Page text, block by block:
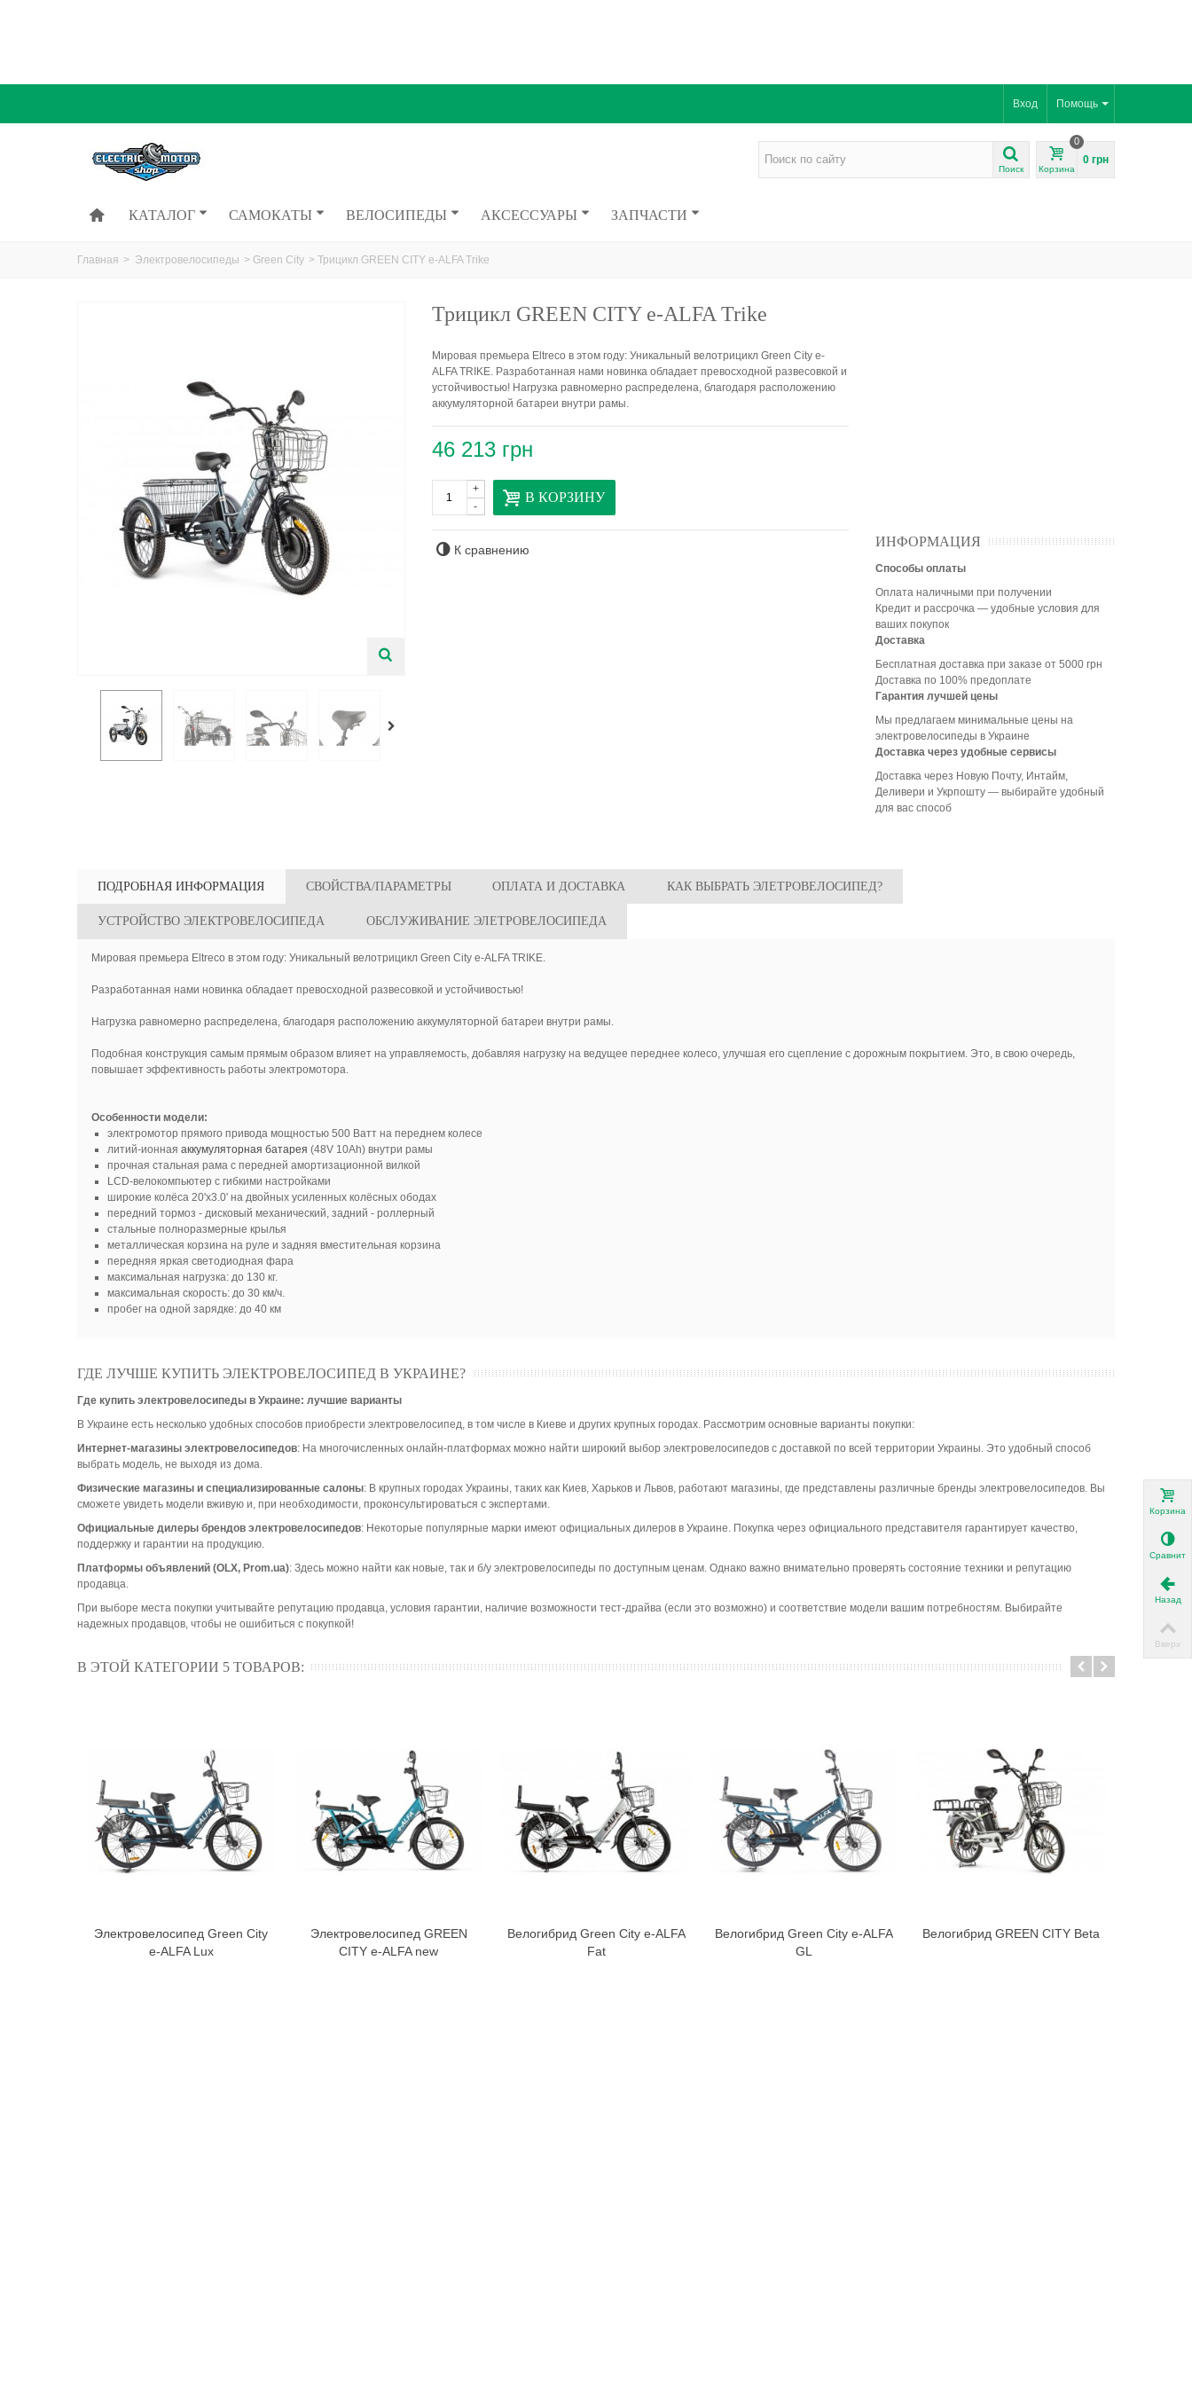
Помощь
Вход
Поиск Корзина
0
0 грн
КАТАЛОГ САМОКАТЫ ВЕЛОСИПЕДЫ АКСЕССУАРЫ ЗАПЧАСТИ
Главная > Электровелосипеды > Green City > Трицикл GREEN CITY e-ALFA Trike
Трицикл GREEN CITY e-ALFA Trike
Мировая премьера Eltreco в этом году: Уникальный велотрицикл Green City e-
ALFA TRIKE. Разработанная нами новинка обладает превосходной развесовкой и
устойчивостью! Нагрузка равномерно распределена, благодаря расположению
аккумуляторной батареи внутри рамы.
46 213 грн
-
+ В КОРЗИНУ
К сравнению
ИНФОРМАЦИЯ
Способы оплаты
Оплата наличными при получении
Кредит и рассрочка — удобные условия для
ваших покупок
Доставка
Бесплатная доставка при заказе от 5000 грн
Доставка по 100% предоплате
Гарантия лучшей цены
Мы предлагаем минимальные цены на
электровелосипеды в Украине
Доставка через удобные сервисы
Доставка через Новую Почту, Интайм,
Деливери и Укрпошту — выбирайте удобный
для вас способ
ПОДРОБНАЯ ИНФОРМАЦИЯ СВОЙСТВА/ПАРАМЕТРЫ ОПЛАТА И ДОСТАВКА КАК ВЫБРАТЬ ЭЛЕТРОВЕЛОСИПЕД?
УСТРОЙСТВО ЭЛЕКТРОВЕЛОСИПЕДА ОБСЛУЖИВАНИЕ ЭЛЕТРОВЕЛОСИПЕДА
Мировая премьера Eltreco в этом году: Уникальный велотрицикл Green City e-ALFA TRIKE.
Разработанная нами новинка обладает превосходной развесовкой и устойчивостью!
Нагрузка равномерно распределена, благодаря расположению аккумуляторной батареи внутри рамы.
Подобная конструкция самым прямым образом влияет на управляемость, добавляя нагрузку на ведущее переднее колесо, улучшая его сцепление с дорожным покрытием. Это, в свою очередь,
повышает эффективность работы электромотора.
Особенности модели:
электромотор прямого привода мощностью 500 Ватт на переднем колесе
литий-ионная аккумуляторная батарея (48V 10Ah) внутри рамы
прочная стальная рама с передней амортизационной вилкой
LCD-велокомпьютер с гибкими настройками
широкие колёса 20'х3.0' на двойных усиленных колёсных ободах
передний тормоз - дисковый механический, задний - роллерный
стальные полноразмерные крылья
металлическая корзина на руле и задняя вместительная корзина
передняя яркая светодиодная фара
максимальная нагрузка: до 130 кг.
максимальная скорость: до 30 км/ч.
пробег на одной зарядке: до 40 км
ГДЕ ЛУЧШЕ КУПИТЬ ЭЛЕКТРОВЕЛОСИПЕД В УКРАИНЕ?
Где купить электровелосипеды в Украине: лучшие варианты
В Украине есть несколько удобных способов приобрести электровелосипед, в том числе в Киеве и других крупных городах. Рассмотрим основные варианты покупки:
Интернет-магазины электровелосипедов: На многочисленных онлайн-платформах можно найти широкий выбор электровелосипедов с доставкой по всей территории Украины. Это удобный способ
выбрать модель, не выходя из дома.
Физические магазины и специализированные салоны: В крупных городах Украины, таких как Киев, Харьков и Львов, работают магазины, где представлены различные бренды электровелосипедов. Вы
сможете увидеть модели вживую и, при необходимости, проконсультироваться с экспертами.
Официальные дилеры брендов электровелосипедов: Некоторые популярные марки имеют официальных дилеров в Украине. Покупка через официального представителя гарантирует качество,
поддержку и гарантии на продукцию.
Платформы объявлений (OLX, Prom.ua): Здесь можно найти как новые, так и б/у электровелосипеды по доступным ценам. Однако важно внимательно проверять состояние техники и репутацию
продавца.
При выборе места покупки учитывайте репутацию продавца, условия гарантии, наличие возможности тест-драйва (если это возможно) и соответствие модели вашим потребностям. Выбирайте
надежных продавцов, чтобы не ошибиться с покупкой!
В ЭТОЙ КАТЕГОРИИ 5 ТОВАРОВ:
В корзину
Электровелосипед Green City
e-ALFA Lux
В корзину
Электровелосипед GREEN
CITY e-ALFA new
В корзину
Велогибрид Green City e-ALFA
Fat
В корзину
Велогибрид Green City e-ALFA
GL
В корзину
Велогибрид GREEN CITY Beta
Корзина
Сравнить
Назад
Вверх